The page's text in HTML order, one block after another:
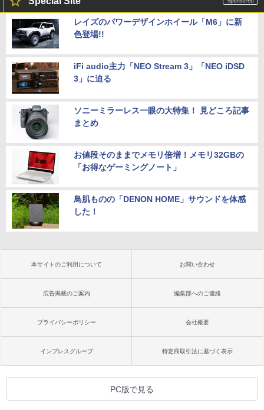
レイズのパワーデザインホイール「M6」に新
色登場!!
iFi audio主力「NEO Stream 3」「NEO iDSD
3」に迫る
ソニーミラーレス一眼の大特集！ 見どころ記事
まとめ
お値段そのままでメモリ倍増！メモリ32GBの
「お得なゲーミングノート」
鳥肌ものの「DENON HOME」サウンドを体感
した！
本サイトのご利用について お問い合わせ
広告掲載のご案内 編集部へのご連絡
プライバシーポリシー 会社概要
インプレスグループ 特定商取引法に基づく表示
PC版で見る